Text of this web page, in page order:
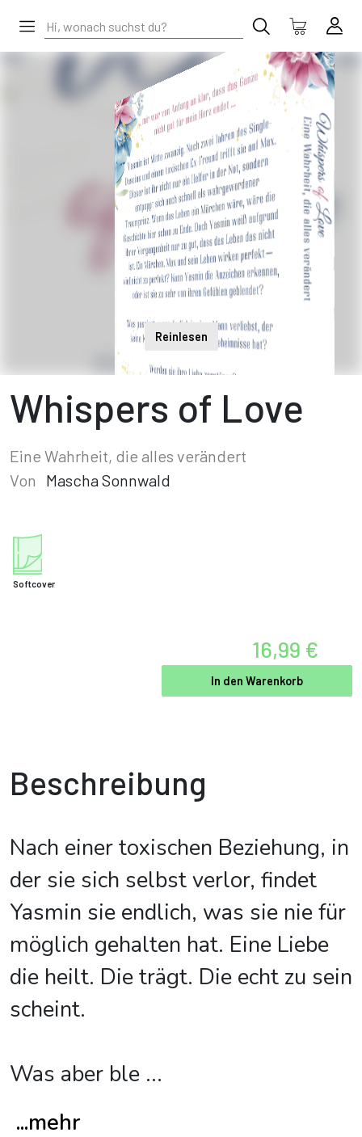
Reinlesen
Whispers of Love
Eine Wahrheit, die alles verändert
Von
Mascha Sonnwald
Softcover
16,99 €
In den Warenkorb
Beschreibung
Nach einer toxischen Beziehung, in
der sie sich selbst verlor, findet
Yasmin sie endlich, was sie nie für
möglich gehalten hat. Eine Liebe
die heilt. Die trägt. Die echt zu sein
scheint.
Was aber ble ...
...mehr